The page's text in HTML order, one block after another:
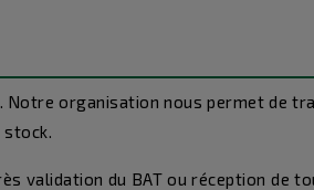
organisation nous permet de
stock.
validation du BAT ou réception de